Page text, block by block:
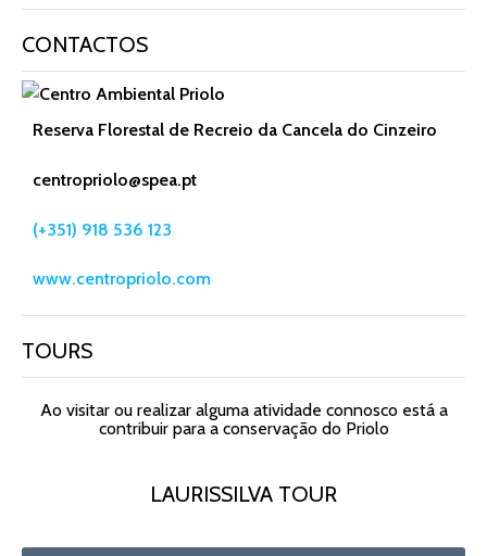
CONTACTOS
Reserva Florestal de Recreio da Cancela do Cinzeiro
centropriolo@spea.pt
(+351) 918 536 123
www.centropriolo.com
TOURS
Ao visitar ou realizar alguma atividade connosco está a
contribuir para a conservação do Priolo
LAURISSILVA TOUR